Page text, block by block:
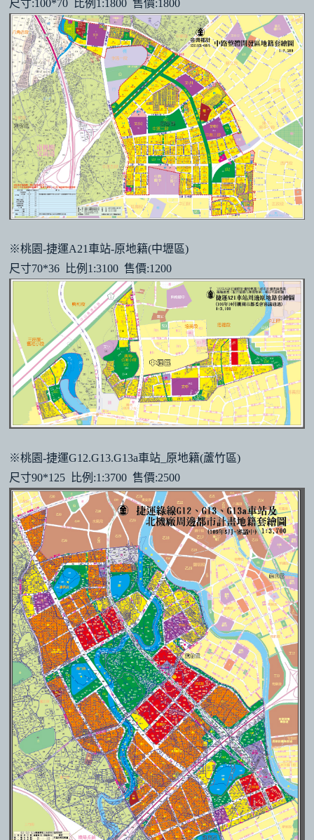
尺寸:100*70 比例1:1800 售價:1800
※桃園-捷運A21車站-原地籍(中壢區)
尺寸70*36 比例1:3100 售價:1200
※桃園-捷運G12.G13.G13a車站_原地籍(蘆竹區)
尺寸90*125 比例:1:3700 售價:2500